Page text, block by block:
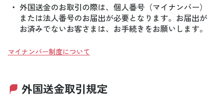
・ 外国送金のお取引の際は、個人番号（マイナンバー）
または法人番号のお届出が必要となります。お届出が
お済みでないお客さまは、お手続きをお願いします。
マイナンバー制度について
外国送金取引規定